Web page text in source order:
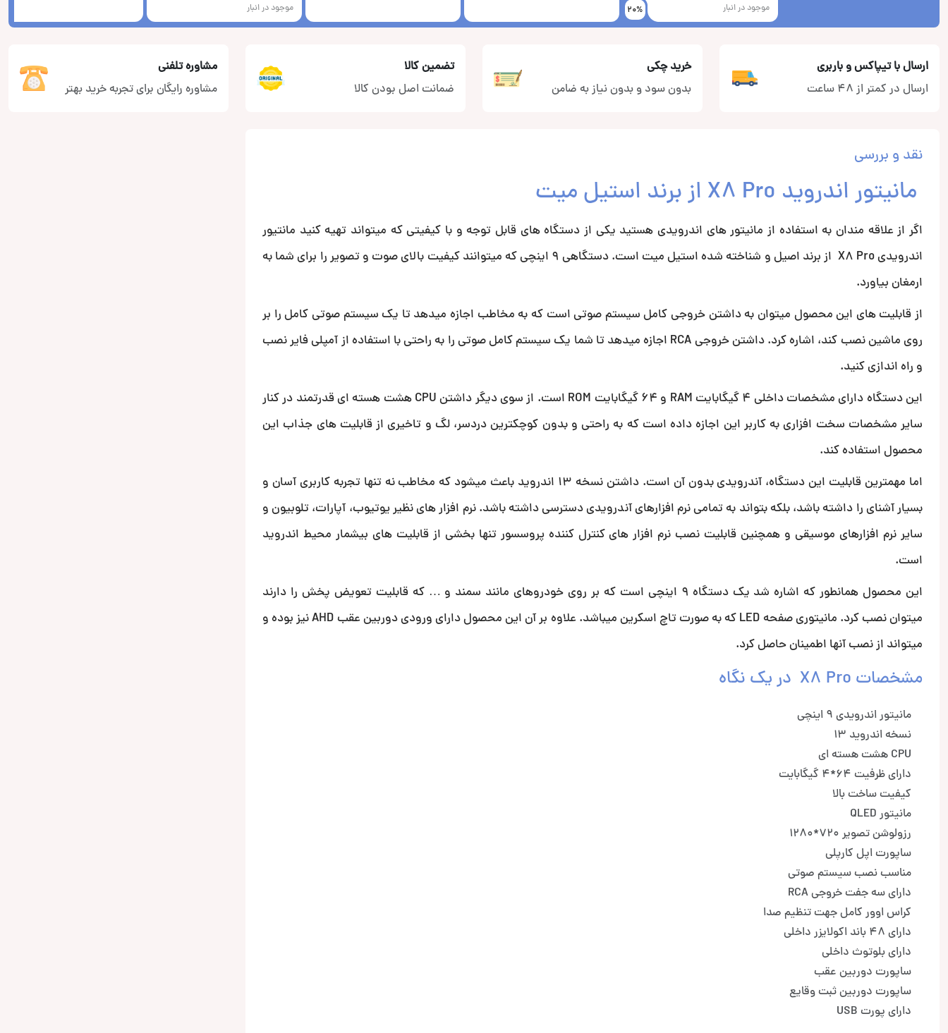
20% موجود در انبار موجود در انبار
ارسال با تیپاکس و باربری
ارسال در کمتر از 48 ساعت
خرید چکی
بدون سود و بدون نیاز به ضامن
تضمین کالا
ضمانت اصل بودن کالا
مشاوره تلفنی
مشاوره رایگان برای تجربه خرید بهتر
نقد و بررسی
مانیتور اندروید X8 Pro از برند استیل میت
اگر از علاقه مندان به استفاده از مانیتور های اندرویدی هستید یکی از دستگاه های قابل توجه و با کیفیتی که میتواند تهیه کنید مانتیور
اندرویدی X8 Pro از برند اصیل و شناخته شده استیل میت است. دستگاهی 9 اینچی که میتوانند کیفیت بالای صوت و تصویر را برای شما به
ارمغان بیاورد.
از قابلیت های این محصول میتوان به داشتن خروجی کامل سیستم صوتی است که به مخاطب اجازه میدهد تا یک سیستم صوتی کامل را بر
روی ماشین نصب کند، اشاره کرد. داشتن خروجی RCA اجازه میدهد تا شما یک سیستم کامل صوتی را به راحتی با استفاده از آمپلی فایر نصب
و راه اندازی کنید.
این دستگاه دارای مشخصات داخلی 4 گیگابایت RAM و 64 گیگابایت ROM است. از سوی دیگر داشتن CPU هشت هسته ای قدرتمند در کنار
سایر مشخصات سخت افزاری به کاربر این اجازه داده است که به راحتی و بدون کوچکترین دردسر، لگ و تاخیری از قابلیت های جذاب این
محصول استفاده کند.
اما مهمترین قابلیت این دستگاه، آندرویدی بدون آن است. داشتن نسخه 13 اندروید باعث میشود که مخاطب نه تنها تجربه کاربری آسان و
بسیار آشنای را داشته باشد، بلکه بتواند به تمامی نرم افزارهای آندرویدی دسترسی داشته باشد. نرم افزار های نظیر یوتیوب، آپارات، تلوبیون و
سایر نرم افزارهای موسیقی و همچنین قابلیت نصب نرم افزار های کنترل کننده پروسسور تنها بخشی از قابلیت های بیشمار محیط اندروید
است.
این محصول همانطور که اشاره شد یک دستگاه 9 اینچی است که بر روی خودروهای مانند سمند و … که قابلیت تعویض پخش را دارند
میتوان نصب کرد. مانیتوری صفحه LED که به صورت تاچ اسکرین میباشد. علاوه بر آن این محصول دارای ورودی دوربین عقب AHD نیز بوده و
میتواند از نصب آنها اطمینان حاصل کرد.
مشخصات X8 Pro در یک نگاه
مانیتور اندرویدی 9 اینچی
نسخه اندروید 13
CPU هشت هسته ای
دارای ظرفیت 64*4 گیگابایت
کیفیت ساخت بالا
مانیتور QLED
رزولوشن تصویر 720*1280
ساپورت اپل کارپلی
مناسب نصب سیستم صوتی
دارای سه جفت خروجی RCA
کراس اوور کامل جهت تنظیم صدا
دارای 48 باند اکولایزر داخلی
دارای بلوتوث داخلی
ساپورت دوربین عقب
ساپورت دوربین ثبت وقایع
دارای پورت USB